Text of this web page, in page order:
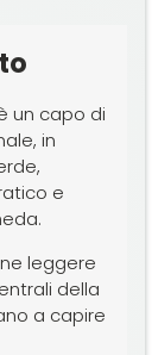
un capo di
in
e
leggere
della
a capire